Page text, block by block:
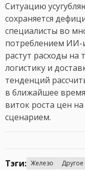
Ситуацию
сохраняется
специалисты во
потреблением ИИ-
растут расходы на
логистику и
тенденций
в ближайшее
виток роста цен
сценарием.
Тэги: Железо Другое